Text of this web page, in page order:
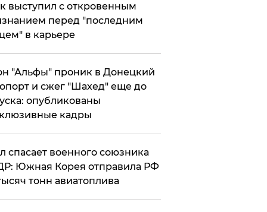
выступил с откровенным
перед "последним
в карьере
"Альфы" проник в Донецкий
и сжег "Шахед" еще до
опубликованы
кадры
спасает военного союзника
Южная Корея отправила РФ
тонн авиатоплива